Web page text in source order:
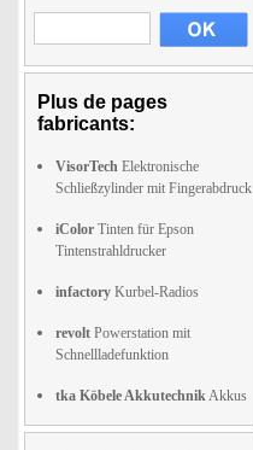
Plus de pages
fabricants:
VisorTech Elektronische
Schließzylinder mit Fingerabdruck
iColor Tinten für Epson
Tintenstrahldrucker
infactory Kurbel-Radios
revolt Powerstation mit
Schnellladefunktion
tka Köbele AkkutechnikAkkus